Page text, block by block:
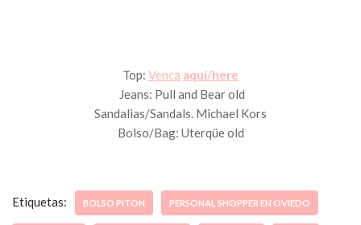
Top: Venca aquí/here
Jeans: Pull and Bear old
Sandalias/Sandals. Michael Kors
Bolso/Bag: Uterqüe old
Etiquetas: BOLSO PITON PERSONAL SHOPPER EN OVIEDO